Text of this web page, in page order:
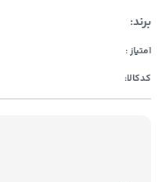
برند:
امتیاز :
کدکالا: